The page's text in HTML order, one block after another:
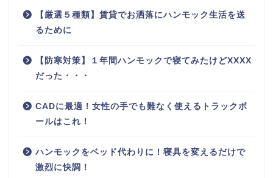
【厳選５種類】賃貸でお洒落にハンモック生活を送
るために
【防寒対策】１年間ハンモックで寝てみたけどXXXX
だった・・・
CADに最適！女性の手でも難なく使えるトラックボ
ールはこれ！
ハンモックをベッド代わりに！寝具を変えるだけで
激烈に快調！